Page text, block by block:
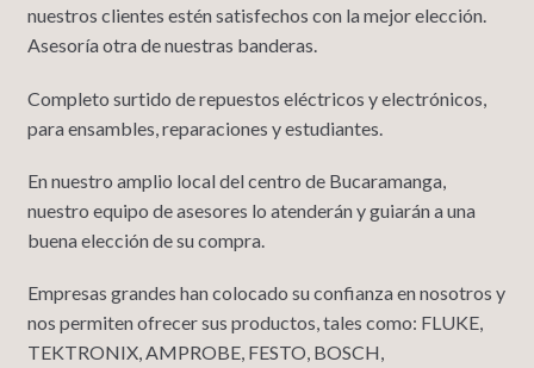
nuestros clientes estén satisfechos con la mejor elección.
Asesoría otra de nuestras banderas.
Completo surtido de repuestos eléctricos y electrónicos,
para ensambles, reparaciones y estudiantes.
En nuestro amplio local del centro de Bucaramanga,
nuestro equipo de asesores lo atenderán y guiarán a una
buena elección de su compra.
Empresas grandes han colocado su confianza en nosotros y
nos permiten ofrecer sus productos, tales como: FLUKE,
TEKTRONIX, AMPROBE, FESTO, BOSCH,